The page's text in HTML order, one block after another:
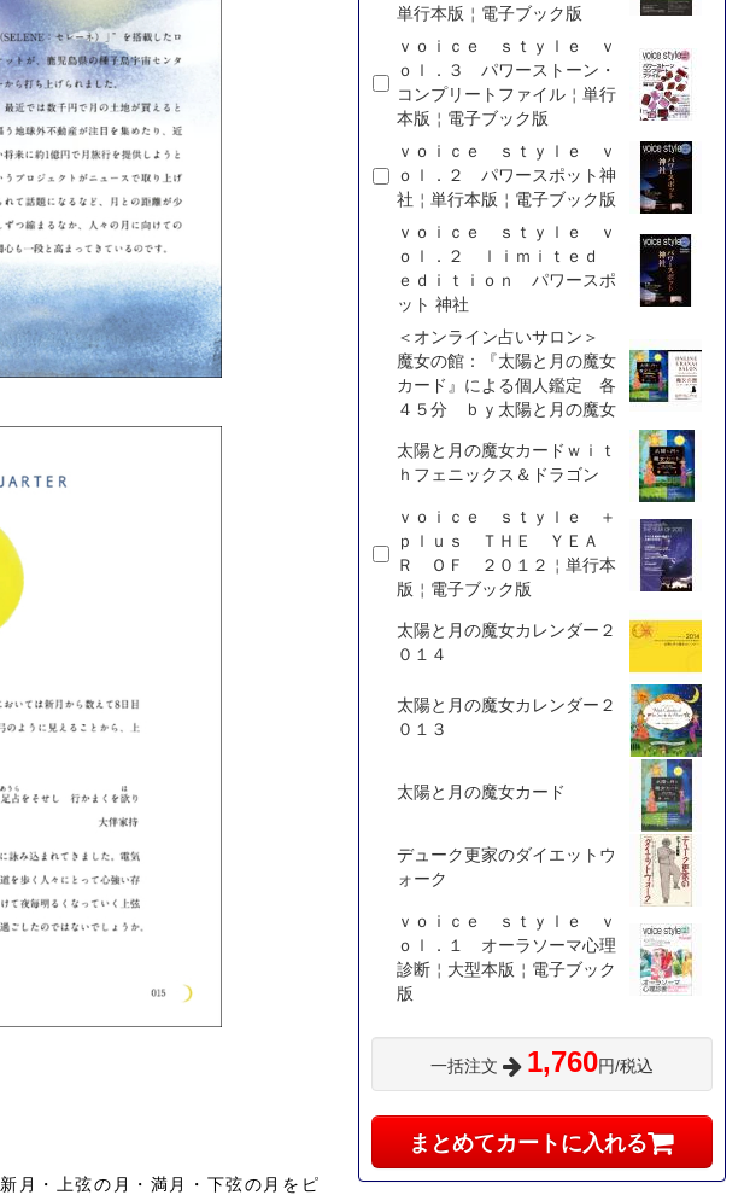
新月・上弦の月・満月・下弦の月 をピ
単行本版￤電子ブック版
ｖｏｉｃｅ ｓｔｙｌｅ ｖ
ｏｌ．３ パワーストーン・
コンプリートファイル￤単行
本版￤電子ブック版
ｖｏｉｃｅ ｓｔｙｌｅ ｖ
ｏｌ．２ パワースポット神
社￤単行本版￤電子ブック版
ｖｏｉｃｅ ｓｔｙｌｅ ｖ
ｏｌ．２ ｌｉｍｉｔｅｄ
ｅｄｉｔｉｏｎ パワースポ
ット 神社
＜オンライン占いサロン＞
魔女の館：『太陽と月の魔女
カード』による個人鑑定 各
４５分 ｂｙ太陽と月の魔女
太陽と月の魔女カードｗｉｔ
ｈフェニックス＆ドラゴン
ｖｏｉｃｅ ｓｔｙｌｅ ＋
ｐｌｕｓ ＴＨＥ ＹＥＡ
Ｒ ＯＦ ２０１２￤単行本
版￤電子ブック版
太陽と月の魔女カレンダー２
０１４
太陽と月の魔女カレンダー２
０１３
太陽と月の魔女カード
デューク更家のダイエットウ
ォーク
ｖｏｉｃｅ ｓｔｙｌｅ ｖ
ｏｌ．１ オーラソーマ心理
診断￤大型本版￤電子ブック
版
一括注文 1,760円/税込
まとめてカートに入れる